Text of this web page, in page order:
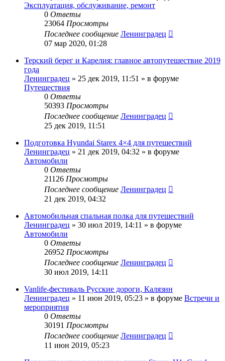
Эксплуатация, обслуживание, ремонт
0 Ответы
23064 Просмотры
Последнее сообщение Ленинградец
07 мар 2020, 01:28
Терский берег и Карелия: главное автопутешествие 2019
года
Ленинградец » 25 дек 2019, 11:51 » в форуме
Путешествия
0 Ответы
50393 Просмотры
Последнее сообщение Ленинградец
25 дек 2019, 11:51
Подготовка Hyundai Starex 4×4 для путешествий
Ленинградец » 21 дек 2019, 04:32 » в форуме
Автомобили
0 Ответы
21126 Просмотры
Последнее сообщение Ленинградец
21 дек 2019, 04:32
Автомобильная спальная полка для путешествий
Ленинградец » 30 июл 2019, 14:11 » в форуме
Автомобили
0 Ответы
26952 Просмотры
Последнее сообщение Ленинградец
30 июл 2019, 14:11
Vanlife-фестиваль Русские дороги, Калязин
Ленинградец » 11 июн 2019, 05:23 » в форуме Встречи и
мероприятия
0 Ответы
30191 Просмотры
Последнее сообщение Ленинградец
11 июн 2019, 05:23